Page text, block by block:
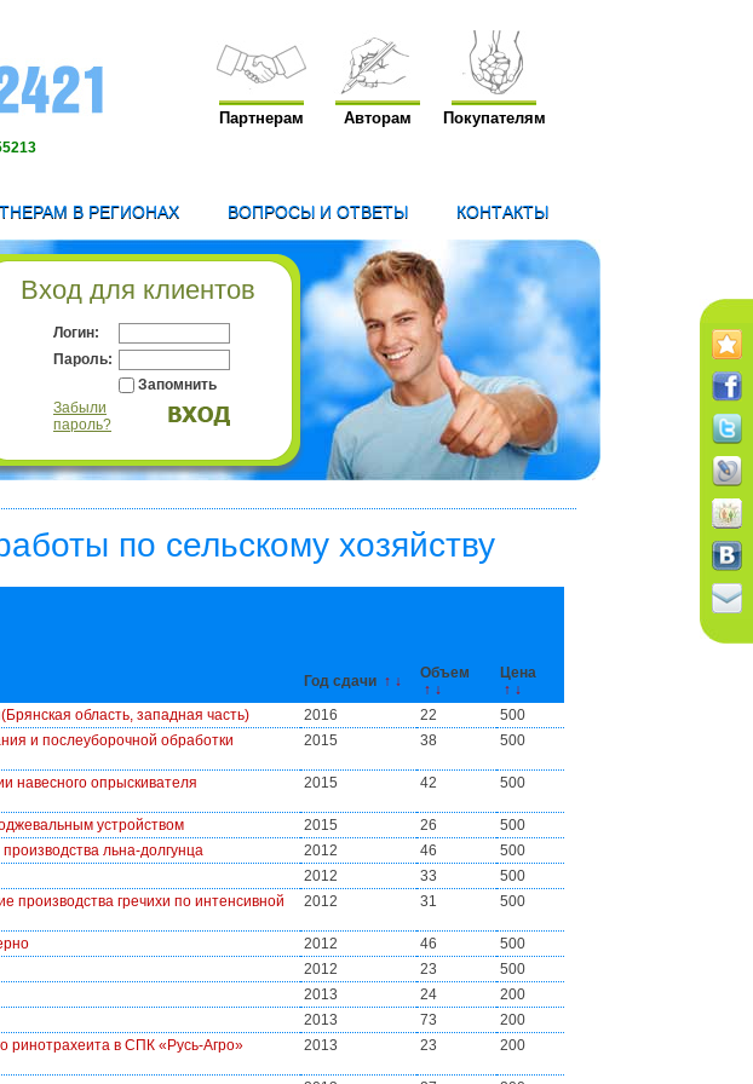
Партнерам Авторам Покупателям
В РЕГИОНАХ ВОПРОСЫ И ОТВЕТЫ КОНТАКТЫ
Вход для клиентов
Логин:
Пароль:
Запомнить
Забыли
пароль?
по сельскому хозяйству
Год сдачи ↑ ↓
Объем
↑ ↓
Цена
↑ ↓
область, западная часть) 2016 22
500
и послеуборочной обработки
2015 38 500
навесного опрыскивателя
2015 42 500
устройством 2015 26
500
льна-долгунца 2012 46
500
2012 33
500
производства гречихи по интенсивной
2012 31 500
2012 46
500
2012 23
500
2013 24
200
2013 73
200
ринотрахеита в СПК «Русь-Агро»
2013 23 200